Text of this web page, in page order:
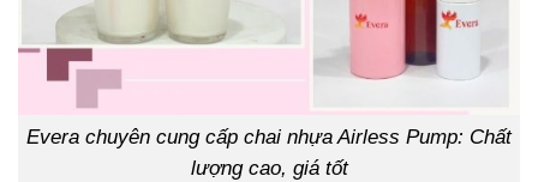
Evera chuyên cung cấp chai nhựa Airless Pump: Chất
lượng cao, giá tốt